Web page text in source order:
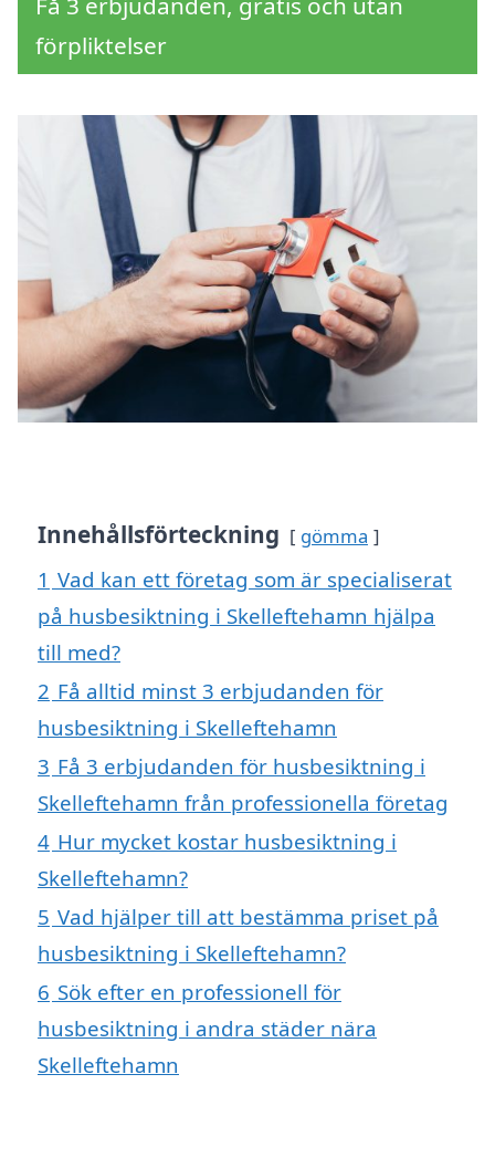
förpliktelser
Innehållsförteckning gömma
1 Vad kan ett företag som är specialiserat
på husbesiktning i Skelleftehamn hjälpa
till med?
2 Få alltid minst 3 erbjudanden för
husbesiktning i Skelleftehamn
3 Få 3 erbjudanden för husbesiktning i
Skelleftehamn från professionella företag
4 Hur mycket kostar husbesiktning i
Skelleftehamn?
5 Vad hjälper till att bestämma priset på
husbesiktning i Skelleftehamn?
6 Sök efter en professionell för
husbesiktning i andra städer nära
Skelleftehamn